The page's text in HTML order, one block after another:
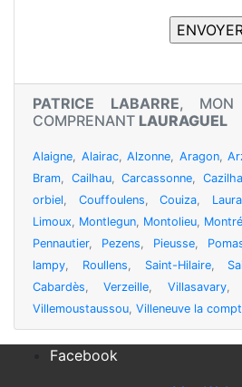
PATRICE LABARRE, MON
COMPRENANT LAURAGUEL
Alaigne, Alairac,Alzonne, Aragon,
Bram, Cailhau,Carcassonne,
orbiel, Couffoulens,Couiza,
Limoux, Montlegun, Montolieu,
Pennautier, Pezens, Pieusse,
lampy, Roullens, Saint-Hilaire,
Cabardès,Verzeille, Villasavary,
Villemoustaussou, Villeneuve la
Facebook